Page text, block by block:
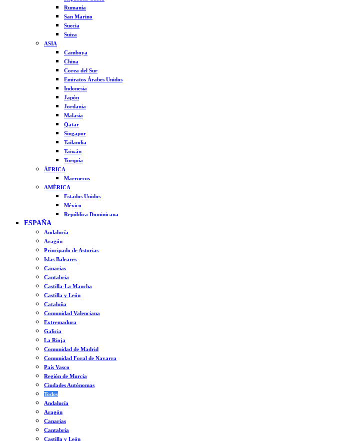
Rumanía
San Marino
Suecia
Suiza
ASIA
Camboya
China
Corea del Sur
Emiratos Árabes Unidos
Indonesia
Japón
Jordania
Malasia
Qatar
Singapur
Tailandia
Taiwán
Turquía
ÁFRICA
Marruecos
AMÉRICA
Estados Unidos
México
República Dominicana
ESPAÑA
Andalucía
Aragón
Principado de Asturias
Islas Baleares
Canarias
Cantabria
Castilla-La Mancha
Castilla y León
Cataluña
Comunidad Valenciana
Extremadura
Galicia
La Rioja
Comunidad de Madrid
Comunidad Foral de Navarra
País Vasco
Región de Murcia
Ciudades Autónomas
Todos
Andalucía
Aragón
Canarias
Cantabria
Castilla y León